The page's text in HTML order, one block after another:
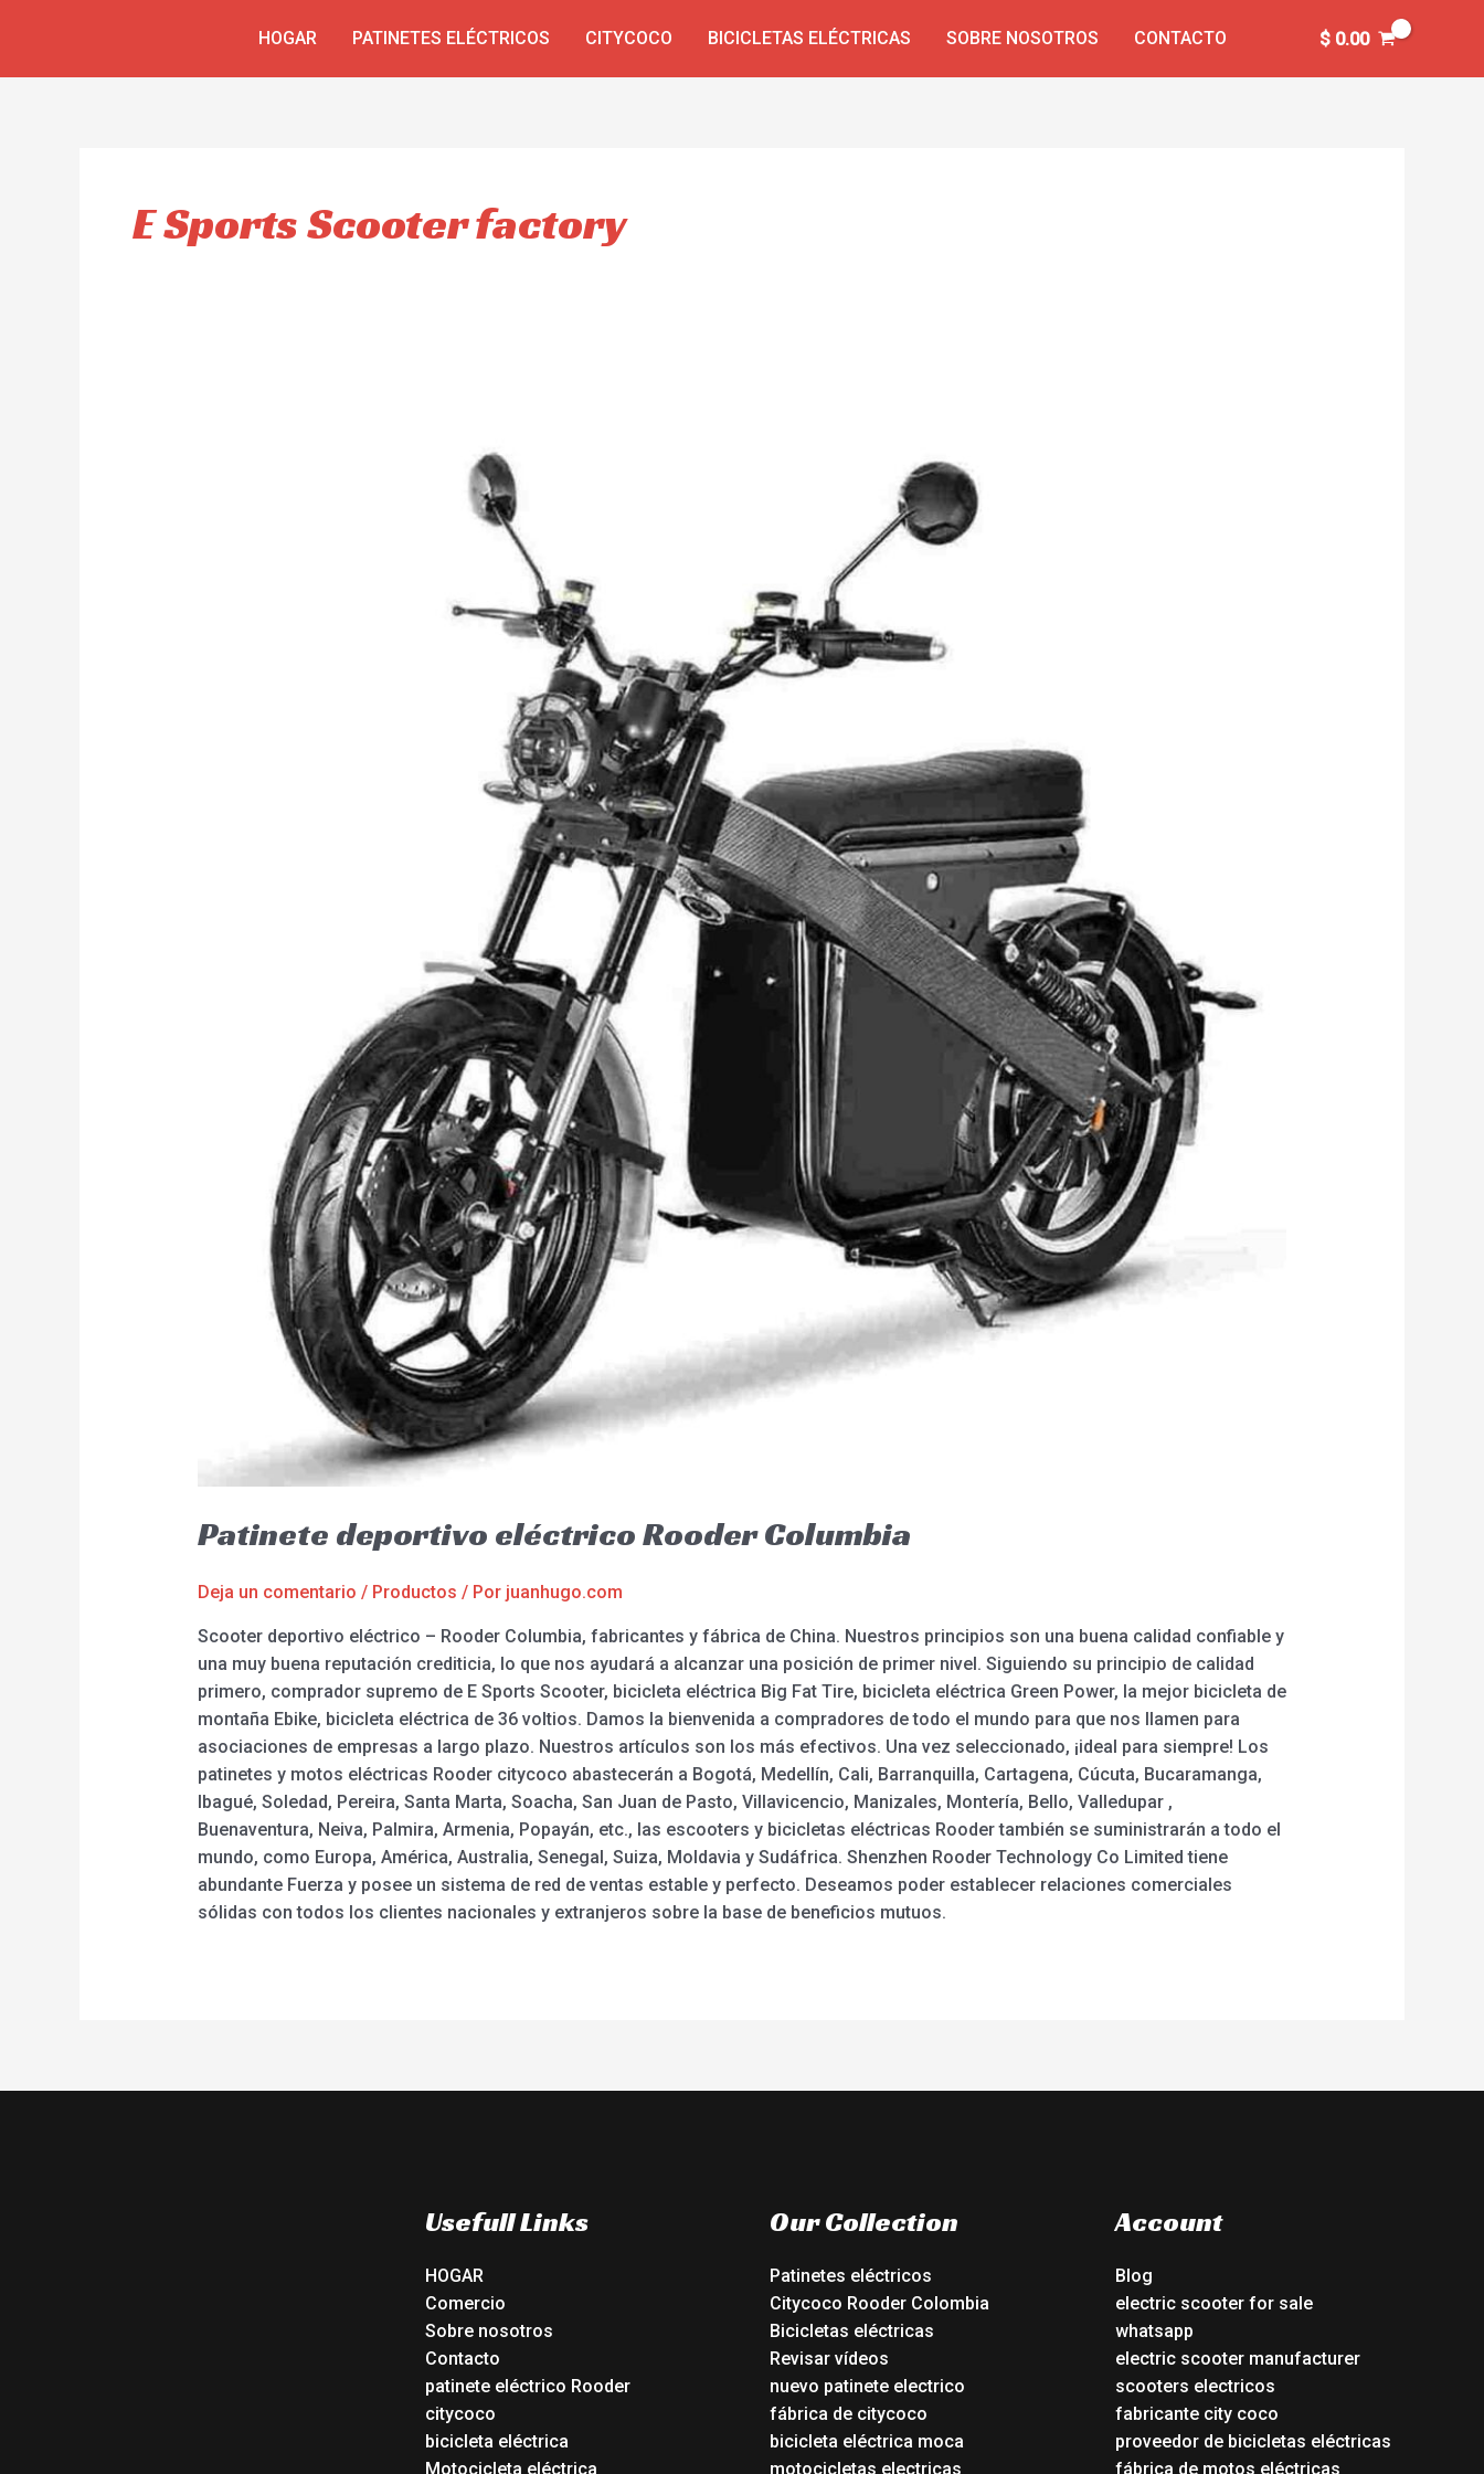
HOGAR PATINETES ELÉCTRICOS CITYCOCO BICICLETAS ELÉCTRICAS SOBRE NOSOTROS CONTACTO $0.00
E Sports Scooter factory
Patinete deportivo eléctrico Rooder Columbia
Deja un comentario / Productos / Por juanhugo.com
Scooter deportivo eléctrico – Rooder Columbia, fabricantes y fábrica de China. Nuestros principios son una buena calidad confiable y
una muy buena reputación crediticia, lo que nos ayudará a alcanzar una posición de primer nivel. Siguiendo su principio de calidad
primero, comprador supremo de E Sports Scooter, bicicleta eléctrica Big Fat Tire, bicicleta eléctrica Green Power, la mejor bicicleta de
montaña Ebike, bicicleta eléctrica de 36 voltios. Damos la bienvenida a compradores de todo el mundo para que nos llamen para
asociaciones de empresas a largo plazo. Nuestros artículos son los más efectivos. Una vez seleccionado, ¡ideal para siempre! Los
patinetes y motos eléctricas Rooder citycoco abastecerán a Bogotá, Medellín, Cali, Barranquilla, Cartagena, Cúcuta, Bucaramanga,
Ibagué, Soledad, Pereira, Santa Marta, Soacha, San Juan de Pasto, Villavicencio, Manizales, Montería, Bello, Valledupar ,
Buenaventura, Neiva, Palmira, Armenia, Popayán, etc., las escooters y bicicletas eléctricas Rooder también se suministrarán a todo el
mundo, como Europa, América, Australia, Senegal, Suiza, Moldavia y Sudáfrica. Shenzhen Rooder Technology Co Limited tiene
abundante Fuerza y posee un sistema de red de ventas estable y perfecto. Deseamos poder establecer relaciones comerciales
sólidas con todos los clientes nacionales y extranjeros sobre la base de beneficios mutuos.
Usefull Links
HOGAR
Comercio
Sobre nosotros
Contacto
patinete eléctrico Rooder
citycoco
bicicleta eléctrica
Motocicleta eléctrica
Our Collection
Patinetes eléctricos
Citycoco Rooder Colombia
Bicicletas eléctricas
Revisar vídeos
nuevo patinete electrico
fábrica de citycoco
bicicleta eléctrica moca
motocicletas electricas
Account
Blog
electric scooter for sale
whatsapp
electric scooter manufacturer
scooters electricos
fabricante city coco
proveedor de bicicletas eléctricas
fábrica de motos eléctricas